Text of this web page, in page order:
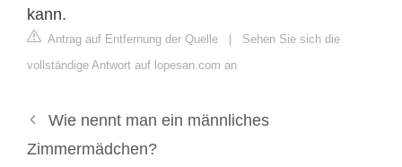
kann.
Antrag auf Entfernung der Quelle | Sehen Sie sich die
vollständige Antwort auf lopesan.com an
Wie nennt man ein männliches
Zimmermädchen?